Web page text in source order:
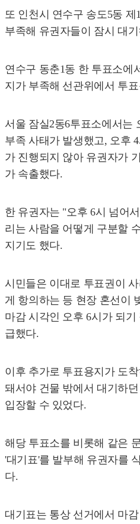
또 인천시 연수구 송도5동
부족해 유권자들이 잠시 대
연수구 동춘1동 한 투표소에
지가 부족해 선관위에서 투
서울 잠실2동6투표소에서는
부족 사태가 발생했고, 오후
가 진행되지 않아 유권자가
가 속출했다.
한 유권자는 "오후 6시 넘어
리는 사람을 어떻게 구분할
지기도 했다.
시민들은 이대로 투표권이
게 항의하는 등 현장 혼선이
마감 시각인 오후 6시가 되
급했다.
이후 추가로 투표용지가 도
돼서야 건물 밖에서 대기하
입장할 수 있었다.
해당 투표소를 비롯해 같은
'대기표'를 발부해 유권자를
다.
대기표는 통상 선거에서 마